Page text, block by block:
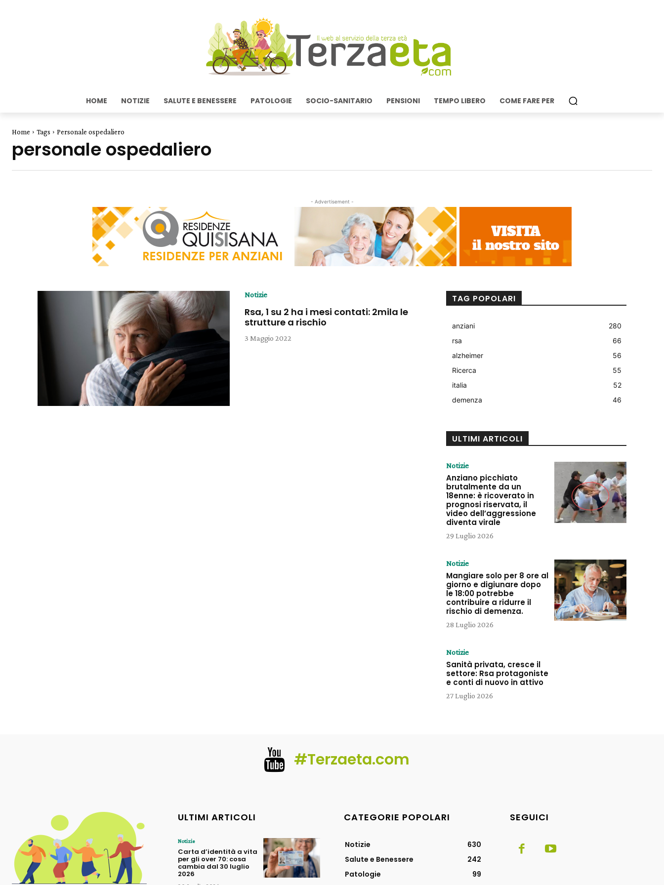
HOME NOTIZIE SALUTE E BENESSERE PATOLOGIE SOCIO-SANITARIO PENSIONI TEMPO LIBERO COME FARE PER
Home Tags Personale ospedaliero
personale ospedaliero
- Advertisement -
Notizie
Rsa, 1 su 2 ha i mesi contati: 2mila le
strutture a rischio
3 Maggio 2022
TAG POPOLARI
anziani
280
rsa
66
alzheimer
56
Ricerca
55
italia
52
demenza
46
ULTIMI ARTICOLI
Notizie
Anziano picchiato
brutalmente da un
18enne: è ricoverato in
prognosi riservata, il
video dell’aggressione
diventa virale
29 Luglio 2026
Notizie
Mangiare solo per 8 ore al
giorno e digiunare dopo
le 18:00 potrebbe
contribuire a ridurre il
rischio di demenza.
28 Luglio 2026
Notizie
Sanità privata, cresce il
settore: Rsa protagoniste
e conti di nuovo in attivo
27 Luglio 2026
#Terzaeta.com
ULTIMI ARTICOLI
Notizie
Carta d’identità a vita
per gli over 70: cosa
cambia dal 30 luglio
2026
CATEGORIE POPOLARI
Notizie
630
Salute e Benessere
242
Patologie
99
SEGUICI